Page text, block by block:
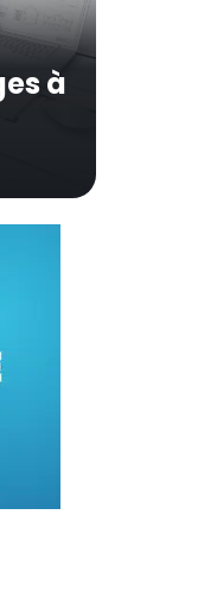
à